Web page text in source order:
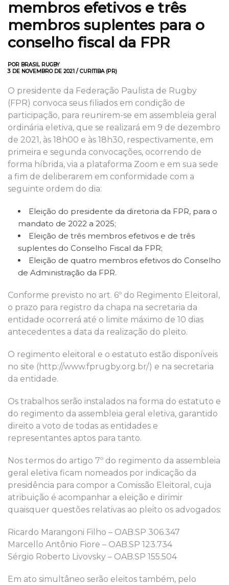
membros efetivos e três
membros suplentes para o
conselho fiscal da FPR
POR BRASIL RUGBY
3 DE NOVEMBRO DE 2021 / CURITIBA (PR)
O presidente da Federação Paulista de Rugby
(FPR) convoca seus filiados em condição de
participação, para reunirem-se em assembleia geral
ordinária eletiva, que se realizará em 9 de dezembro
de 2021, às 18h00 e às 18h30, respectivamente, em
primeira e segunda convocações, ocorrendo de
forma híbrida, via a plataforma Zoom e em sua sede
a fim de deliberarem em conformidade com a
seguinte ordem do dia:
Eleição do presidente da diretoria da FPR, para o
mandato de 2022 a 2025;
Eleição de três membros efetivos e de três
suplentes do Conselho Fiscal da FPR;
Eleição de quatro membros efetivos do Conselho
de Administração da FPR.
Conforme previsto no art. 6º do Regimento Eleitoral,
o prazo para registro da chapa na secretaria da
entidade ocorrerá até o limite máximo de 10 dias
antecedentes a data da realização do pleito.
O regimento eleitoral e o estatuto estão disponíveis
no site (http://www.fprugby.org.br/) e na secretaria
da entidade.
Os trabalhos serão instalados na forma do estatuto e
do regimento da assembleia geral eletiva, garantido
direito a voto de todas as entidades e
representantes aptos para tanto.
Nos termos do artigo 7º do regimento da assembleia
geral eletiva ficam nomeados por indicação da
presidência para compor a Comissão Eleitoral, cuja
atribuição é acompanhar a eleição e dirimir
quaisquer questões relativas ao pleito os advogados:
Ricardo Marangoni Filho – OAB.SP 306.347
Marcello Antônio Fiore – OAB.SP 123.734
Sérgio Roberto Livovsky – OAB.SP 155.504
Em ato simultâneo serão eleitos também, pelo